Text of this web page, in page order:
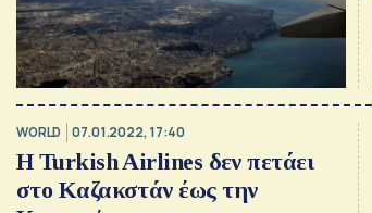
WORLD 07.01.2022, 17:40
H Turkish Airlines δεν πετάει
στο Καζακστάν έως την